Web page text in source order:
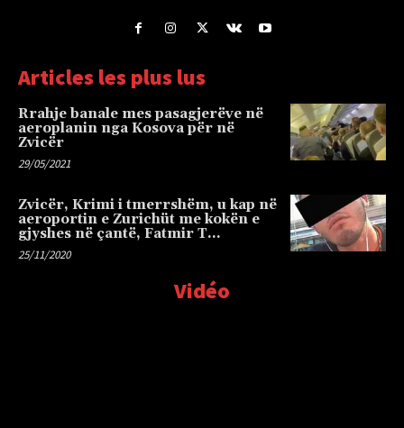
Articles les plus lus
Rrahje banale mes pasagjerëve në
aeroplanin nga Kosova për në
Zvicër
29/05/2021
Zvicër, Krimi i tmerrshëm, u kap në
aeroportin e Zurichüt me kokën e
gjyshes në çantë, Fatmir T…
25/11/2020
Vidéo